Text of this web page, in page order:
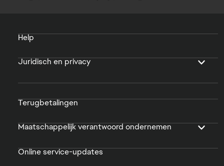
Help
Juridisch en privacy
Terugbetalingen
Maatschappelijk verantwoord ondernemen
Online service-updates